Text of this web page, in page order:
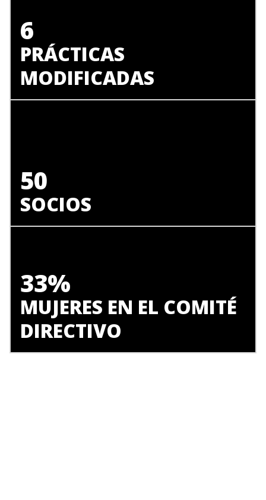
6
PRÁCTICAS
MODIFICADAS
50
SOCIOS
33%
MUJERES EN EL COMITÉ
DIRECTIVO